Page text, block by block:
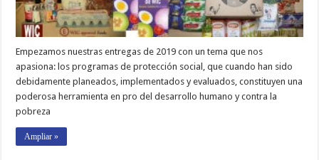
Empezamos nuestras entregas de 2019 con un tema que nos
apasiona: los programas de protección social, que cuando han sido
debidamente planeados, implementados y evaluados, constituyen una
poderosa herramienta en pro del desarrollo humano y contra la
pobreza
Ampliar »